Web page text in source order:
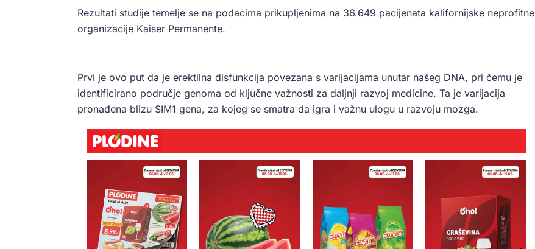
Rezultati studije temelje se na podacima prikupljenima na 36.649 pacijenata kalifornijske neprofitne
organizacije Kaiser Permanente.
Prvi je ovo put da je erektilna disfunkcija povezana s varijacijama unutar našeg DNA, pri čemu je
identificirano područje genoma od ključne važnosti za daljnji razvoj medicine. Ta je varijacija
pronađena blizu SIM1 gena, za kojeg se smatra da igra i važnu ulogu u razvoju mozga.